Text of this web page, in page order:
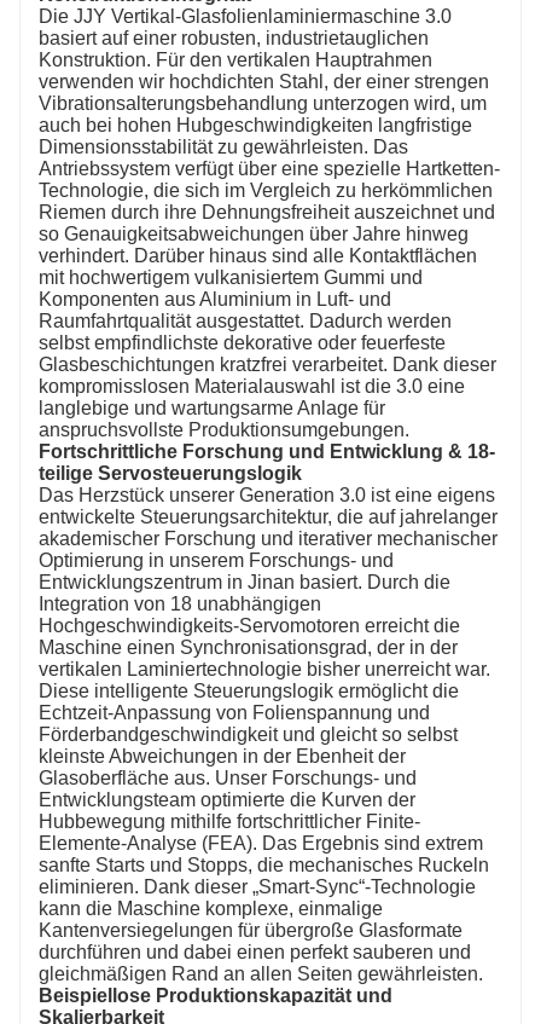
Die JJY Vertikal-Glasfolienlaminiermaschine 3.0
basiert auf einer robusten, industrietauglichen
Konstruktion. Für den vertikalen Hauptrahmen
verwenden wir hochdichten Stahl, der einer strengen
Vibrationsalterungsbehandlung unterzogen wird, um
auch bei hohen Hubgeschwindigkeiten langfristige
Dimensionsstabilität zu gewährleisten. Das
Antriebssystem verfügt über eine spezielle Hartketten-
Technologie, die sich im Vergleich zu herkömmlichen
Riemen durch ihre Dehnungsfreiheit auszeichnet und
so Genauigkeitsabweichungen über Jahre hinweg
verhindert. Darüber hinaus sind alle Kontaktflächen
mit hochwertigem vulkanisiertem Gummi und
Komponenten aus Aluminium in Luft- und
Raumfahrtqualität ausgestattet. Dadurch werden
selbst empfindlichste dekorative oder feuerfeste
Glasbeschichtungen kratzfrei verarbeitet. Dank dieser
kompromisslosen Materialauswahl ist die 3.0 eine
langlebige und wartungsarme Anlage für
anspruchsvollste Produktionsumgebungen.
Fortschrittliche Forschung und Entwicklung & 18-
teilige Servosteuerungslogik
Das Herzstück unserer Generation 3.0 ist eine eigens
entwickelte Steuerungsarchitektur, die auf jahrelanger
akademischer Forschung und iterativer mechanischer
Optimierung in unserem Forschungs- und
Entwicklungszentrum in Jinan basiert. Durch die
Integration von 18 unabhängigen
Hochgeschwindigkeits-Servomotoren erreicht die
Maschine einen Synchronisationsgrad, der in der
vertikalen Laminiertechnologie bisher unerreicht war.
Diese intelligente Steuerungslogik ermöglicht die
Echtzeit-Anpassung von Folienspannung und
Förderbandgeschwindigkeit und gleicht so selbst
kleinste Abweichungen in der Ebenheit der
Glasoberfläche aus. Unser Forschungs- und
Entwicklungsteam optimierte die Kurven der
Hubbewegung mithilfe fortschrittlicher Finite-
Elemente-Analyse (FEA). Das Ergebnis sind extrem
sanfte Starts und Stopps, die mechanisches Ruckeln
eliminieren. Dank dieser „Smart-Sync“-Technologie
kann die Maschine komplexe, einmalige
Kantenversiegelungen für übergroße Glasformate
durchführen und dabei einen perfekt sauberen und
gleichmäßigen Rand an allen Seiten gewährleisten.
Beispiellose Produktionskapazität und
Skalierbarkeit